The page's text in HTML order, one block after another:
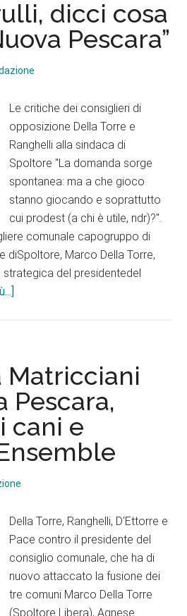
e
Ranghelli
Trulli
Pescara
dicci cosa
Pescara”
Le critiche dei consiglieri di
opposizione Della Torre e
Ranghelli alla sindaca di
Spoltore "La domanda sorge
spontanea: ma a che gioco
stanno giocando e soprattutto
cui prodest (a chi è utile, ndr)?".
comunale capogruppo di
diSpoltore, Marco Della Torre,
strategica del presidentedel
di
Nuova
Matricciani
Pescara,
cani e
Della Torre, Ranghelli, D'Ettorre e
Pace contro il presidente del
consiglio comunale, che ha di
nuovo attaccato la fusione dei
tre comuni Marco Della Torre
(Spoltore Libera), Agnese